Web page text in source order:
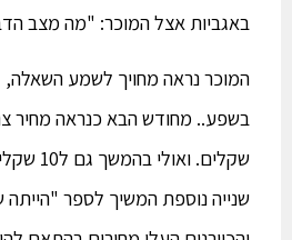
באגביות אצל המוכר: "מה מצב
המוכר נראה מחויך לשמע השאלה,
שקלים.
שנייה נוספת המשיך לספר